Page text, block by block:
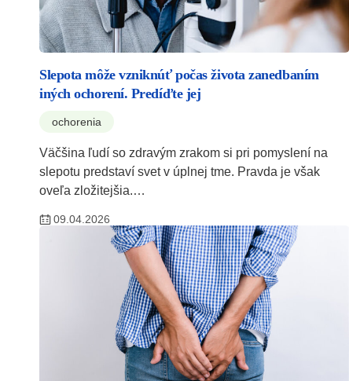
Slepota môže vzniknúť počas života zanedbaním
iných ochorení. Predíďte jej
ochorenia
Väčšina ľudí so zdravým zrakom si pri pomyslení na
slepotu predstaví svet v úplnej tme. Pravda je však
oveľa zložitejšia.…
09.04.2026